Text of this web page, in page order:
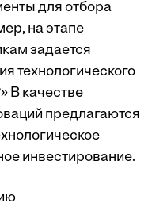
для отбора
на этапе
задается
технологического
В качестве
предлагаются
инвестирование.